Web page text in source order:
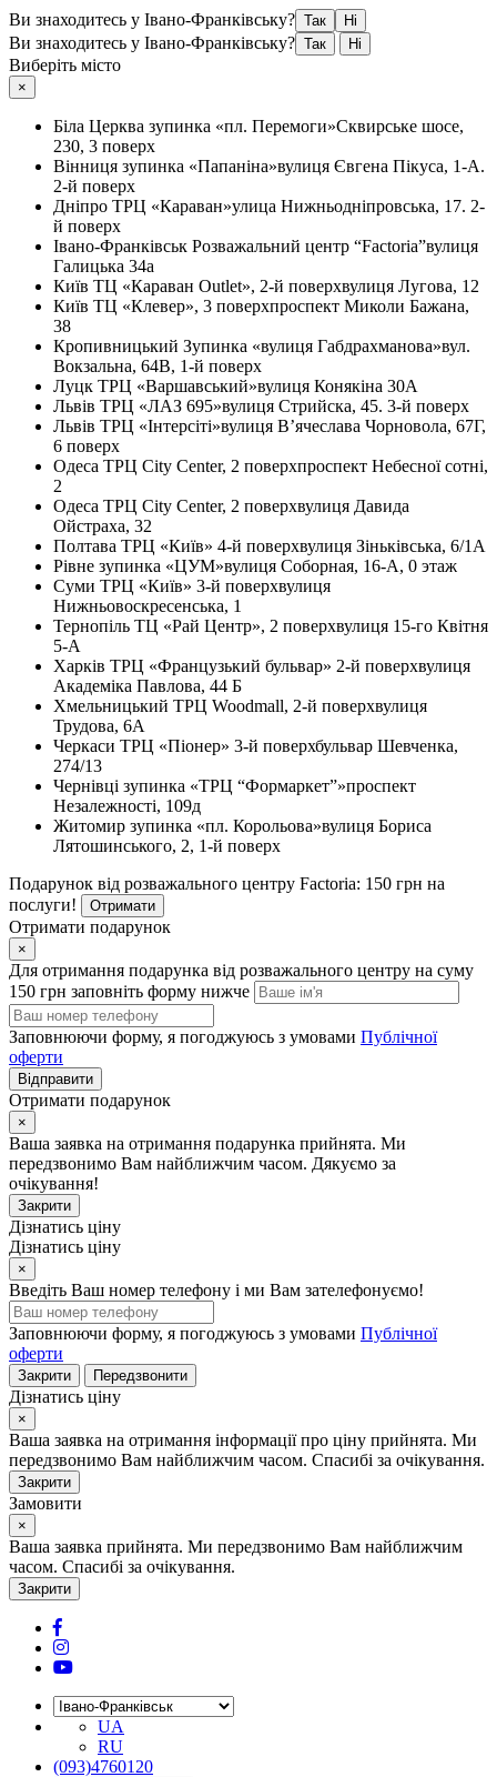
Ви знаходитесь у Івано-Франківську? Так Ні
Ви знаходитесь у Івано-Франківську? Так Ні
Виберіть місто
×
Біла Церква зупинка «пл. Перемоги»Сквирське шосе,
230, 3 поверх
Вінниця зупинка «Папаніна»вулиця Євгена Пікуса, 1-А.
2-й поверх
Дніпро ТРЦ «Караван»улица Нижньодніпровська, 17. 2-
й поверх
Івано-Франківськ Розважальний центр “Factoria”вулиця
Галицька 34а
Київ ТЦ «Караван Outlet», 2-й поверхвулиця Лугова, 12
Київ ТЦ «Клевер», 3 поверхпроспект Миколи Бажана,
38
Кропивницький Зупинка «вулиця Габдрахманова»вул.
Вокзальна, 64В, 1-й поверх
Луцк ТРЦ «Варшавський»вулиця Конякіна 30А
Львів ТРЦ «ЛАЗ 695»вулиця Стрийска, 45. 3-й поверх
Львів ТРЦ «Інтерсіті»вулиця В’ячеслава Чорновола, 67Г,
6 поверх
Одеса ТРЦ City Center, 2 поверхпроспект Небесної сотні,
2
Одеса ТРЦ City Center, 2 поверхвулиця Давида
Ойстраха, 32
Полтава ТРЦ «Київ» 4-й поверхвулиця Зіньківська, 6/1А
Рівне зупинка «ЦУМ»вулиця Соборная, 16-А, 0 этаж
Суми ТРЦ «Київ» 3-й поверхвулиця
Нижньовоскресенська, 1
Тернопіль ТЦ «Рай Центр», 2 поверхвулиця 15-го Квітня
5-А
Харків ТРЦ «Французький бульвар» 2-й поверхвулиця
Академіка Павлова, 44 Б
Хмельницький ТРЦ Woodmall, 2-й поверхвулиця
Трудова, 6А
Черкаси ТРЦ «Піонер» 3-й поверхбульвар Шевченка,
274/13
Чернівці зупинка «ТРЦ “Формаркет”»проспект
Незалежності, 109д
Житомир зупинка «пл. Корольова»вулиця Бориса
Лятошинського, 2, 1-й поверх
Подарунок від розважального центру Factoria: 150 грн на
послуги!
Отримати
Отримати подарунок
×
Для отримання подарунка від розважального центру на суму
150 грн заповніть форму нижче
Заповнюючи форму, я погоджуюсь з умовами Публічної
оферти
Відправити
Отримати подарунок
×
Ваша заявка на отримання подарунка прийнята. Ми
передзвонимо Вам найближчим часом. Дякуємо за
очікування!
Закрити
Дізнатись ціну
Дізнатись ціну
×
Введіть Ваш номер телефону і ми Вам зателефонуємо!
Заповнюючи форму, я погоджуюсь з умовами Публічної
оферти
Закрити Передзвонити
Дізнатись ціну
×
Ваша заявка на отримання інформації про ціну прийнята. Ми
передзвонимо Вам найближчим часом. Спасибі за очікування.
Закрити
Замовити
×
Ваша заявка прийнята. Ми передзвонимо Вам найближчим
часом. Спасибі за очікування.
Закрити
UA
RU
(093)4760120